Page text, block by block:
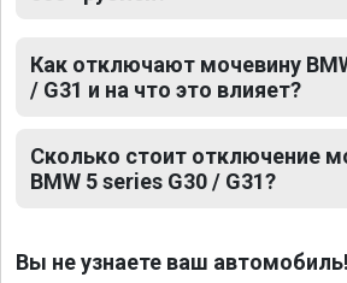
Как отключают мочевину
/ G31 и на что это влияет?
Сколько стоит отключение
BMW 5 series G30 / G31?
Вы не узнаете ваш автомобиль!